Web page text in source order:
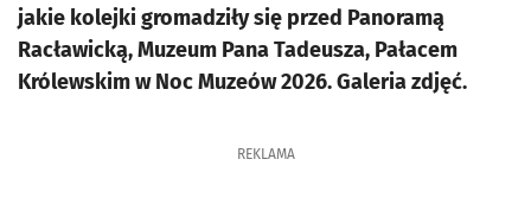
jakie kolejki gromadziły się przed Panoramą
Racławicką, Muzeum Pana Tadeusza, Pałacem
Królewskim w Noc Muzeów 2026. Galeria zdjęć.
REKLAMA